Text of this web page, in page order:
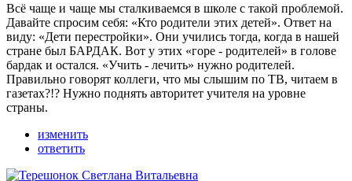
Всё чаще и чаще мы сталкиваемся в школе с такой проблемой.
Давайте спросим себя: «Кто родители этих детей». Ответ на
виду: «Дети перестройки». Они учились тогда, когда в нашей
стране был БАРДАК. Вот у этих «горе - родителей» в голове
бардак и остался. «Учить - лечить» нужно родителей.
Правильно говорят коллеги, что мы слышим по ТВ, читаем в
газетах?!? Нужно поднять авторитет учителя на уровне
страны.
изменить
ответить